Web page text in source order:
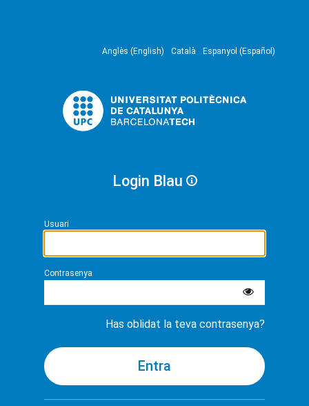
Anglès (English) Català Espanyol (Español)
Login Blau
Usuari
Contrasenya
Has oblidat la teva contrasenya?